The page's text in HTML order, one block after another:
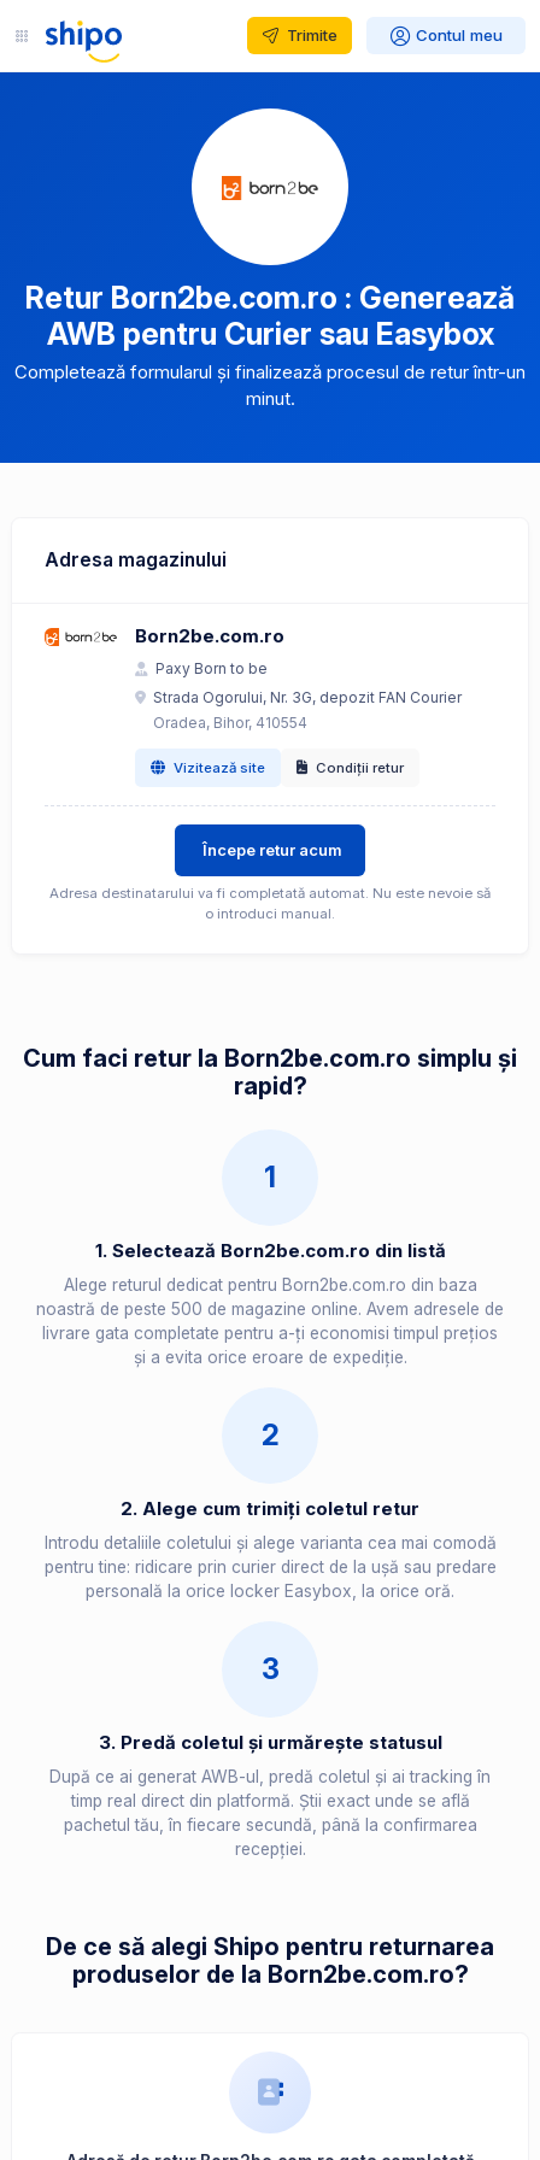
Trimite Contul meu
Retur Born2be.com.ro : Generează
AWB pentru Curier sau Easybox
Completează formularul și finalizează procesul de retur într-un
minut.
Adresa magazinului
Born2be.com.ro
Paxy Born to be
Strada Ogorului, Nr. 3G, depozit FAN Courier
Oradea, Bihor, 410554
Vizitează site Condiții retur
Începe retur acum
Adresa destinatarului va fi completată automat. Nu este nevoie să
o introduci manual.
Cum faci retur la Born2be.com.ro simplu și
rapid?
1
1. Selectează Born2be.com.ro din listă
Alege returul dedicat pentru Born2be.com.ro din baza
noastră de peste 500 de magazine online. Avem adresele de
livrare gata completate pentru a-ți economisi timpul prețios
și a evita orice eroare de expediție.
2
2. Alege cum trimiți coletul retur
Introdu detaliile coletului și alege varianta cea mai comodă
pentru tine: ridicare prin curier direct de la ușă sau predare
personală la orice locker Easybox, la orice oră.
3
3. Predă coletul și urmărește statusul
După ce ai generat AWB-ul, predă coletul și ai tracking în
timp real direct din platformă. Știi exact unde se află
pachetul tău, în fiecare secundă, până la confirmarea
recepției.
De ce să alegi Shipo pentru returnarea
produselor de la Born2be.com.ro?